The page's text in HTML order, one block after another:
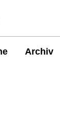
Archiv